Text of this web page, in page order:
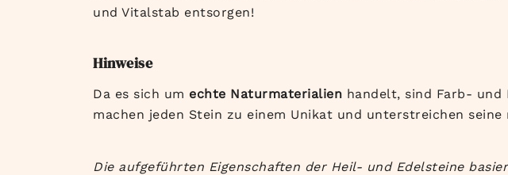
und Vitalstab entsorgen!
Hinweise
Da es sich um echte Naturmaterialien handelt, sind Farb- und
machen jeden Stein zu einem Unikat und unterstreichen
Die aufgeführten Eigenschaften der Heil- und Edelsteine